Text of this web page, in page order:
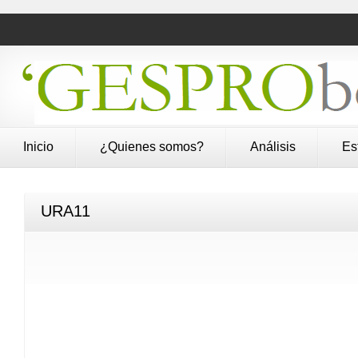
Inicio ¿Quienes somos? Análisis
URA11